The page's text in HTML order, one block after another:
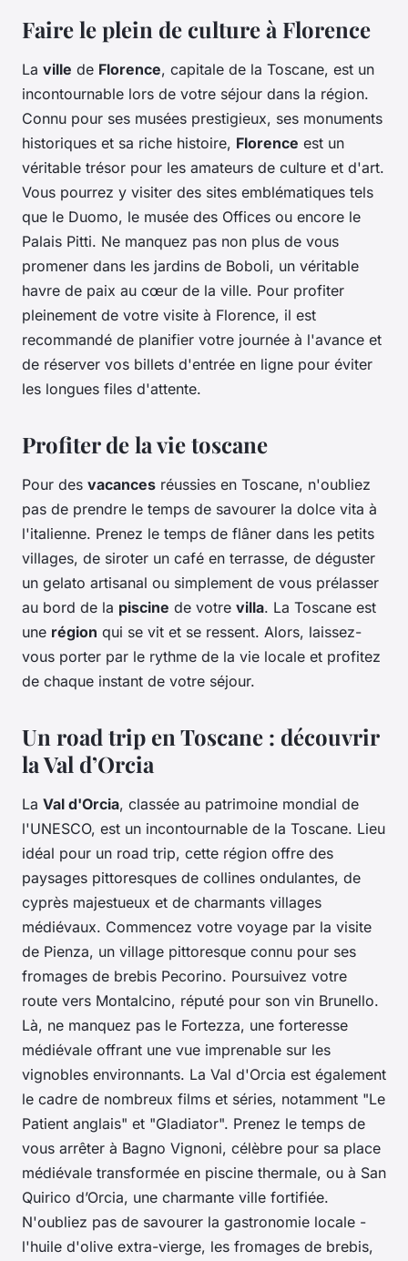
Faire le plein de culture à Florence
La ville de Florence, capitale de la Toscane, est un
incontournable lors de votre séjour dans la région.
Connu pour ses musées prestigieux, ses monuments
historiques et sa riche histoire, Florence est un
véritable trésor pour les amateurs de culture et d'art.
Vous pourrez y visiter des sites emblématiques tels
que le Duomo, le musée des Offices ou encore le
Palais Pitti. Ne manquez pas non plus de vous
promener dans les jardins de Boboli, un véritable
havre de paix au cœur de la ville. Pour profiter
pleinement de votre visite à Florence, il est
recommandé de planifier votre journée à l'avance et
de réserver vos billets d'entrée en ligne pour éviter
les longues files d'attente.
Profiter de la vie toscane
Pour des vacances réussies en Toscane, n'oubliez
pas de prendre le temps de savourer la dolce vita à
l'italienne. Prenez le temps de flâner dans les petits
villages, de siroter un café en terrasse, de déguster
un gelato artisanal ou simplement de vous prélasser
au bord de la piscine de votre villa. La Toscane est
une région qui se vit et se ressent. Alors, laissez-
vous porter par le rythme de la vie locale et profitez
de chaque instant de votre séjour.
Un road trip en Toscane : découvrir
la Val d’Orcia
La Val d'Orcia, classée au patrimoine mondial de
l'UNESCO, est un incontournable de la Toscane. Lieu
idéal pour un road trip, cette région offre des
paysages pittoresques de collines ondulantes, de
cyprès majestueux et de charmants villages
médiévaux. Commencez votre voyage par la visite
de Pienza, un village pittoresque connu pour ses
fromages de brebis Pecorino. Poursuivez votre
route vers Montalcino, réputé pour son vin Brunello.
Là, ne manquez pas le Fortezza, une forteresse
médiévale offrant une vue imprenable sur les
vignobles environnants. La Val d'Orcia est également
le cadre de nombreux films et séries, notamment "Le
Patient anglais" et "Gladiator". Prenez le temps de
vous arrêter à Bagno Vignoni, célèbre pour sa place
médiévale transformée en piscine thermale, ou à San
Quirico d’Orcia, une charmante ville fortifiée.
N'oubliez pas de savourer la gastronomie locale -
l'huile d'olive extra-vierge, les fromages de brebis,